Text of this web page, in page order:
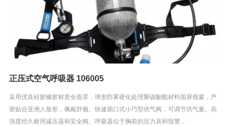
正压式空气呼吸器 106005
采用优良硅胶橡胶材质全面罩，球形防雾硬化处理聚碳酸酯材料面屏视窗，严
密贴合亚洲人脸形，佩戴舒服。快速插口式小巧型供气阀，可调节供气量。高
强度经久耐用减压器和安全阀。呼吸器位于胸前的压力表和报警...